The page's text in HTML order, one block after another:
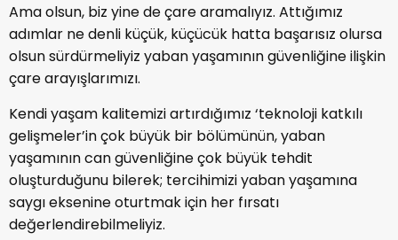
Ama olsun, biz yine de çare aramalıyız. Attığımız
adımlar ne denli küçük, küçücük hatta başarısız olursa
olsun sürdürmeliyiz yaban yaşamının güvenliğine ilişkin
çare arayışlarımızı.
Kendi yaşam kalitemizi artırdığımız ‘teknoloji katkılı
gelişmeler’in çok büyük bir bölümünün, yaban
yaşamının can güvenliğine çok büyük tehdit
oluşturduğunu bilerek; tercihimizi yaban yaşamına
saygı eksenine oturtmak için her fırsatı
değerlendirebilmeliyiz.